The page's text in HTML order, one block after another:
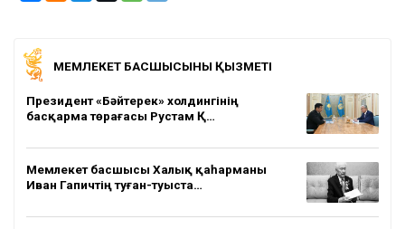
МЕМЛЕКЕТ БАСШЫСЫНЫҢ ҚЫЗМЕТІ
Президент «Бәйтерек» холдингінің
басқарма төрағасы Рустам Қ…
Мемлекет басшысы Халық қаһарманы
Иван Гапичтің туған-туыста…